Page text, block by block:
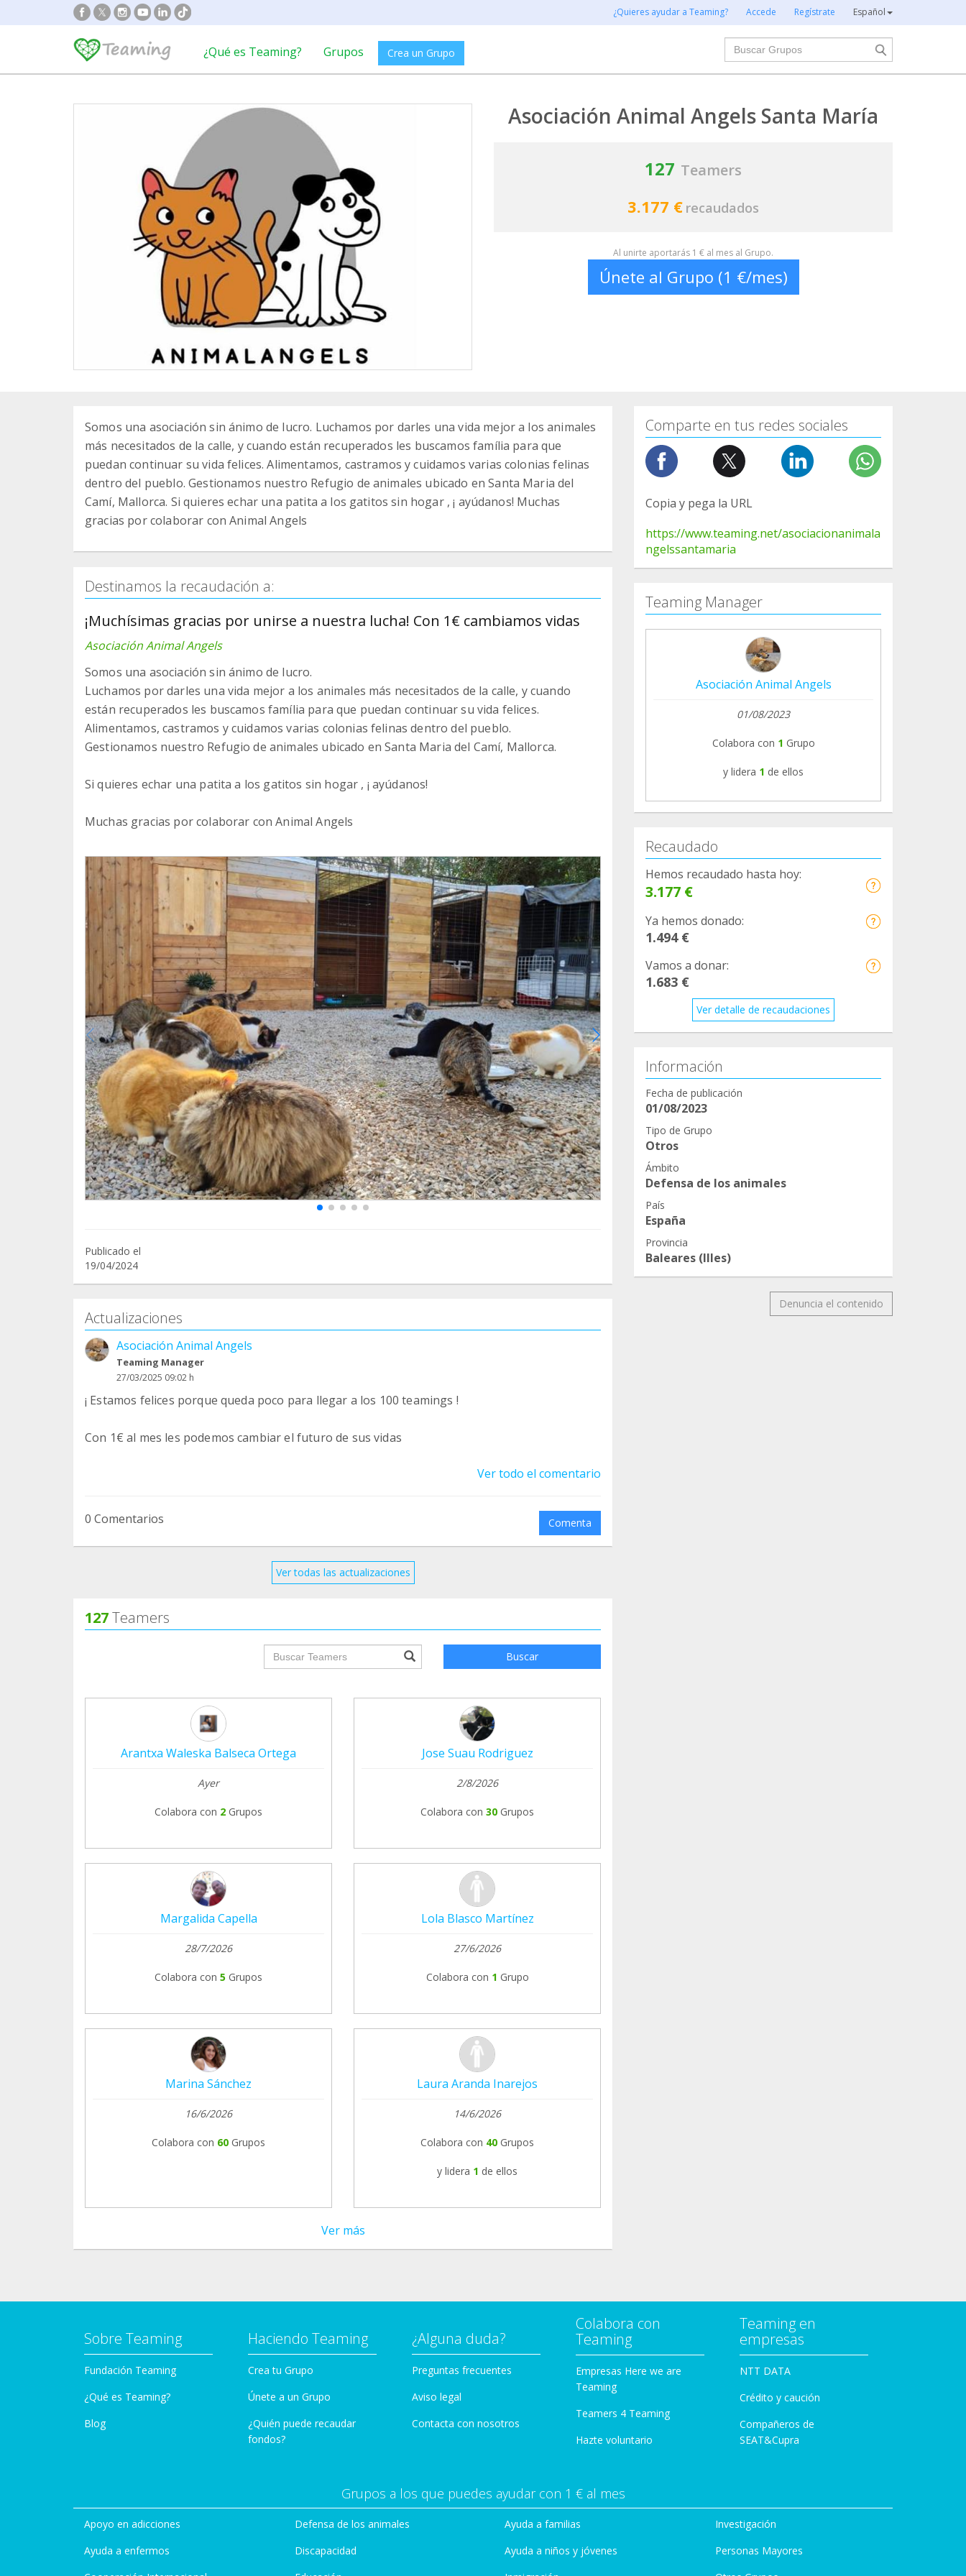
¿Quieres ayudar a Teaming? Accede Regístrate Español
¿Qué es Teaming? Grupos Crea un Grupo
Buscar
Asociación Animal Angels Santa María
127 Teamers
3.177 € recaudados
Al unirte aportarás 1 € al mes al Grupo.
Únete al Grupo (1 €/mes)
Somos una asociación sin ánimo de lucro. Luchamos por darles una vida mejor a los animales
más necesitados de la calle, y cuando están recuperados les buscamos família para que
puedan continuar su vida felices. Alimentamos, castramos y cuidamos varias colonias felinas
dentro del pueblo. Gestionamos nuestro Refugio de animales ubicado en Santa Maria del
Camí, Mallorca. Si quieres echar una patita a los gatitos sin hogar , ¡ ayúdanos! Muchas
gracias por colaborar con Animal Angels
Destinamos la recaudación a:
¡Muchísimas gracias por unirse a nuestra lucha! Con 1€ cambiamos vidas
Asociación Animal Angels
Somos una asociación sin ánimo de lucro.
Luchamos por darles una vida mejor a los animales más necesitados de la calle, y cuando
están recuperados les buscamos família para que puedan continuar su vida felices.
Alimentamos, castramos y cuidamos varias colonias felinas dentro del pueblo.
Gestionamos nuestro Refugio de animales ubicado en Santa Maria del Camí, Mallorca.
Si quieres echar una patita a los gatitos sin hogar , ¡ ayúdanos!
Muchas gracias por colaborar con Animal Angels
Publicado el
19/04/2024
Actualizaciones
Asociación Animal Angels
Teaming Manager
27/03/2025 09:02 h
¡ Estamos felices porque queda poco para llegar a los 100 teamings !
Con 1€ al mes les podemos cambiar el futuro de sus vidas
Ver todo el comentario
0 Comentarios Comenta
Ver todas las actualizaciones
127Teamers
groupProfile.searchForm.search.text??? Buscar
Arantxa Waleska Balseca Ortega
Ayer
Colabora con 2 Grupos
Jose Suau Rodriguez
2/8/2026
Colabora con 30 Grupos
Margalida Capella
28/7/2026
Colabora con 5 Grupos
Lola Blasco Martínez
27/6/2026
Colabora con 1 Grupo
Marina Sánchez
16/6/2026
Colabora con 60 Grupos
Laura Aranda Inarejos
14/6/2026
Colabora con 40 Grupos
y lidera 1 de ellos
Ver más
Comparte en tus redes sociales
Copia y pega la URL
https://www.teaming.net/asociacionanimala
ngelssantamaria
Teaming Manager
Asociación Animal Angels
01/08/2023
Colabora con 1 Grupo
y lidera 1 de ellos
Recaudado
Hemos recaudado hasta hoy:
3.177 €
Ya hemos donado:
1.494 €
Vamos a donar:
1.683 €
Ver detalle de recaudaciones
Información
Fecha de publicación
01/08/2023
Tipo de Grupo
Otros
Ámbito
Defensa de los animales
País
España
Provincia
Baleares (Illes)
Denuncia el contenido
Sobre Teaming
Fundación Teaming
¿Qué es Teaming?
Blog
Haciendo Teaming
Crea tu Grupo
Únete a un Grupo
¿Quién puede recaudar
fondos?
¿Alguna duda?
Preguntas frecuentes
Aviso legal
Contacta con nosotros
Colabora con
Teaming
Empresas Here we are
Teaming
Teamers 4 Teaming
Hazte voluntario
Teaming en
empresas
NTT DATA
Crédito y caución
Compañeros de
SEAT&Cupra
Grupos a los que puedes ayudar con 1 € al mes
Apoyo en adicciones
Ayuda a enfermos
Defensa de los animales
Discapacidad
Ayuda a familias
Ayuda a niños y jóvenes
Investigación
Personas Mayores